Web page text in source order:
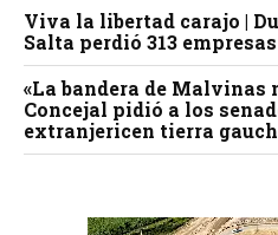
Viva la libertad carajo |
Salta perdió 313
«La bandera de Malvinas
Concejal pidió a los
extranjericen tierra